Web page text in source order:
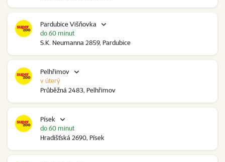
Pardubice Višňovka
S.K. Neumanna 2859, Pardubice
do 60 minut
Pelhřimov
Průběžná 2483, Pelhřimov
v úterý
Písek
Hradišťská 2690, Písek
do 60 minut